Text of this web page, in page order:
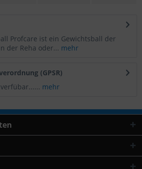
Profcare ist ein Gewichtsball der
der Reha oder... mehr
(GPSR)
mehr